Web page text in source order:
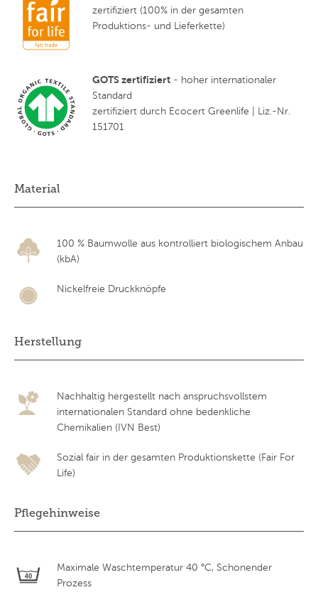
zertifiziert (100% in der gesamten
Produktions- und Lieferkette)
GOTS zertifiziert - hoher internationaler
Standard
zertifiziert durch Ecocert Greenlife | Liz.-Nr.
151701
Material
100 % Baumwolle aus kontrolliert biologischem Anbau
(kbA)
Nickelfreie Druckknöpfe
Herstellung
Nachhaltig hergestellt nach anspruchsvollstem
internationalen Standard ohne bedenkliche
Chemikalien (IVN Best)
Sozial fair in der gesamten Produktionskette (Fair For
Life)
Pflegehinweise
Maximale Waschtemperatur 40 °C, Schonender
Prozess